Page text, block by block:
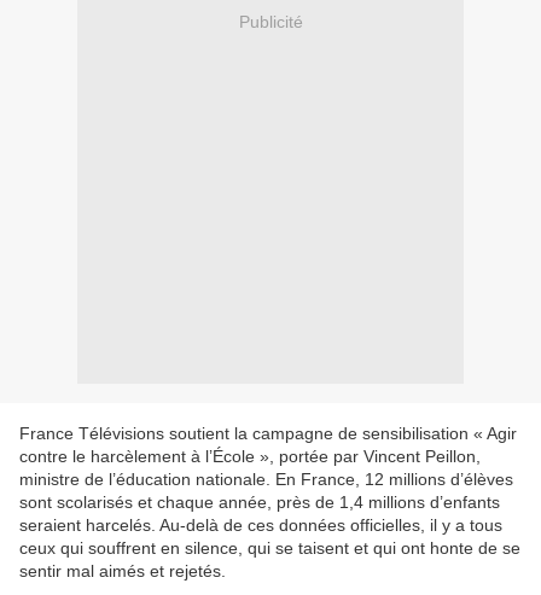
Publicité
France Télévisions soutient la campagne de sensibilisation « Agir
contre le harcèlement à l’École », portée par Vincent Peillon,
ministre de l’éducation nationale. En France, 12 millions d’élèves
sont scolarisés et chaque année, près de 1,4 millions d’enfants
seraient harcelés. Au-delà de ces données officielles, il y a tous
ceux qui souffrent en silence, qui se taisent et qui ont honte de se
sentir mal aimés et rejetés.